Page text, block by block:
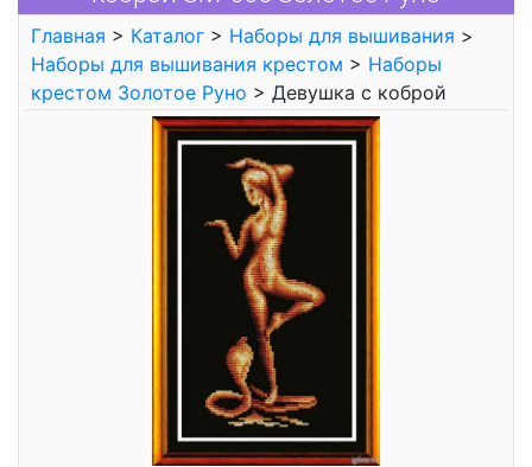
Главная > Каталог > Наборы для вышивания >
Наборы для вышивания крестом > Наборы
крестом Золотое Руно > Девушка с коброй